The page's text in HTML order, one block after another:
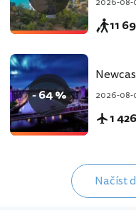
2026-08-
11
- 64 % 2026-08-
1
Načíst